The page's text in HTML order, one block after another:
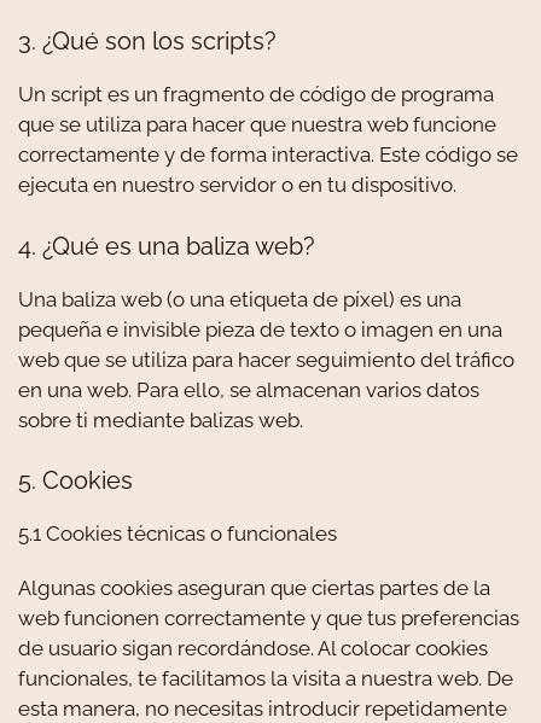
3. ¿Qué son los scripts?
Un script es un fragmento de código de programa
que se utiliza para hacer que nuestra web funcione
correctamente y de forma interactiva. Este código se
ejecuta en nuestro servidor o en tu dispositivo.
4. ¿Qué es una baliza web?
Una baliza web (o una etiqueta de píxel) es una
pequeña e invisible pieza de texto o imagen en una
web que se utiliza para hacer seguimiento del tráfico
en una web. Para ello, se almacenan varios datos
sobre ti mediante balizas web.
5. Cookies
5.1 Cookies técnicas o funcionales
Algunas cookies aseguran que ciertas partes de la
web funcionen correctamente y que tus preferencias
de usuario sigan recordándose. Al colocar cookies
funcionales, te facilitamos la visita a nuestra web. De
esta manera, no necesitas introducir repetidamente